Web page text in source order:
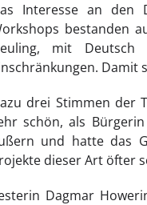
Interesse an den
bestanden
mit
Damit
drei Stimmen der
schön, als
und hatte das
dieser Art öfter
Dagmar